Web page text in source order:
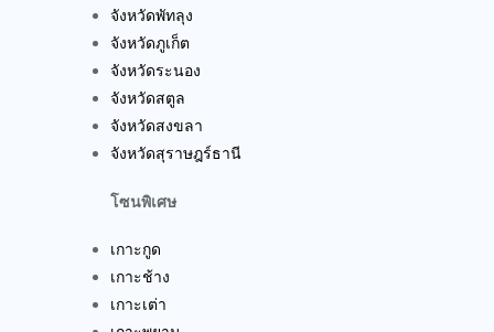
จังหวัดพัทลุง
จังหวัดภูเก็ต
จังหวัดระนอง
จังหวัดสตูล
จังหวัดสงขลา
จังหวัดสุราษฎร์ธานี
โซนพิเศษ
เกาะกูด
เกาะช้าง
เกาะเต่า